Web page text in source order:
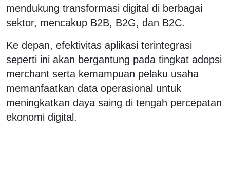
mendukung transformasi digital di berbagai
sektor, mencakup B2B, B2G, dan B2C.
Ke depan, efektivitas aplikasi terintegrasi
seperti ini akan bergantung pada tingkat adopsi
merchant serta kemampuan pelaku usaha
memanfaatkan data operasional untuk
meningkatkan daya saing di tengah percepatan
ekonomi digital.